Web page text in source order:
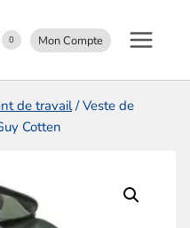
0 Mon Compte
de travail / Veste de
Cotten